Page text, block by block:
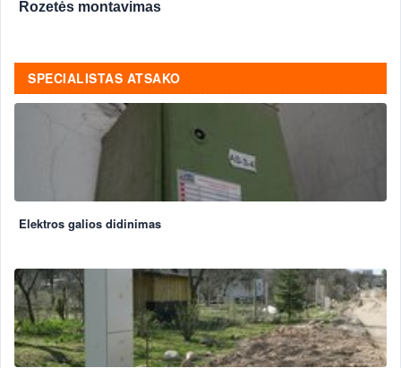
Rozetės montavimas
SPECIALISTAS ATSAKO
Elektros galios didinimas